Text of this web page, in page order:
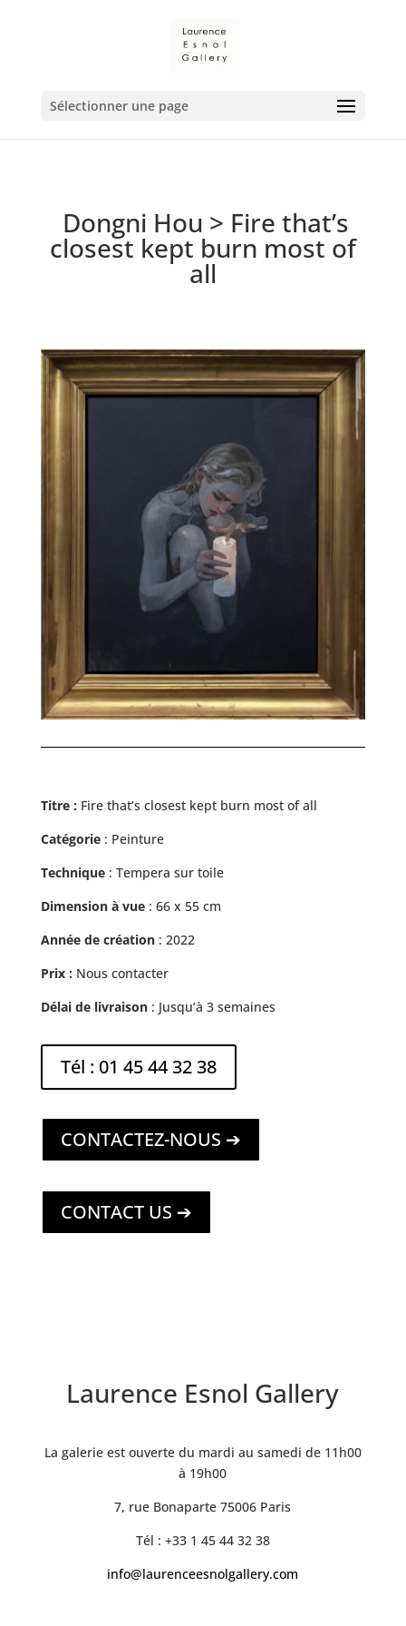
Sélectionner une page
Dongni Hou > Fire that’s
closest kept burn most of
all
Titre : Fire that’s closest kept burn most of all
Catégorie: Peinture
Technique : Tempera sur toile
Dimension à vue: 66 x 55 cm
Année de création: 2022
Prix : Nous contacter
Délai de livraison: Jusqu’à 3 semaines
Tél : 01 45 44 32 38
CONTACTEZ-NOUS ➔
CONTACT US ➔
Laurence Esnol Gallery
La galerie est ouverte du mardi au samedi de 11h00
à 19h00
7, rue Bonaparte 75006 Paris
Tél : +33 1 45 44 32 38
info@laurenceesnolgallery.com